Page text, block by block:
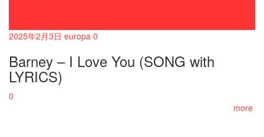
2025年2月3日 europa 0
Barney – I Love You (SONG with
LYRICS)
0
more